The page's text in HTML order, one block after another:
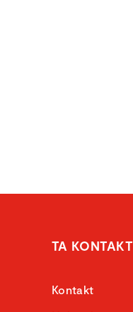
TA KONTAKT
Kontakt